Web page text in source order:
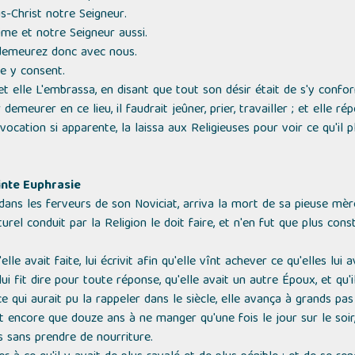
Christ notre Seigneur.
et notre Seigneur aussi.
donc avec nous.
y consent.
elle L'embrassa, en disant que tout son désir était de s'y
en ce lieu, il faudrait jeûner, prier, travailler ; et elle
si apparente, la laissa aux Religieuses pour voir ce qu'il
Euphrasie
les ferveurs de son Noviciat, arriva la mort de sa pieuse
conduit par la Religion le doit faire, et n'en fut que plus
avait faite, lui écrivit afin qu'elle vînt achever ce qu'elles lui
fit dire pour toute réponse, qu'elle avait un autre Époux, et
qui aurait pu la rappeler dans le siècle, elle avança à grands
que douze ans à ne manger qu'une fois le jour sur le
prendre de nourriture.